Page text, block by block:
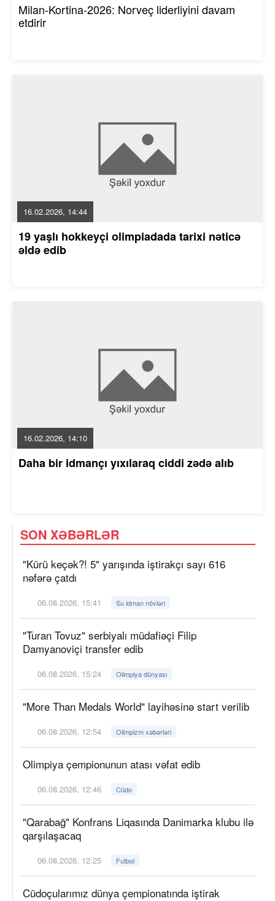
Milan-Kortina-2026: Norveç liderliyini davam
etdirir
16.02.2026, 14:44
19 yaşlı hokkeyçi olimpiadada tarixi nəticə
əldə edib
16.02.2026, 14:10
Daha bir idmançı yıxılaraq ciddi zədə alıb
SON XƏBƏRLƏR
"Kürü keçək?! 5" yarışında iştirakçı sayı 616
nəfərə çatdı
06.08.2026, 15:41 Su idman növləri
"Turan Tovuz" serbiyalı müdafiəçi Filip
Damyanoviçi transfer edib
06.08.2026, 15:24 Olimpiya dünyası
"More Than Medals World" layihəsinə start verilib
06.08.2026, 12:54 Olimpizm xəbərləri
Olimpiya çempionunun atası vəfat edib
06.08.2026, 12:46 Cüdo
"Qarabağ" Konfrans Liqasında Danimarka klubu ilə
qarşılaşacaq
06.08.2026, 12:25 Futbol
Cüdoçularımız dünya çempionatında iştirak